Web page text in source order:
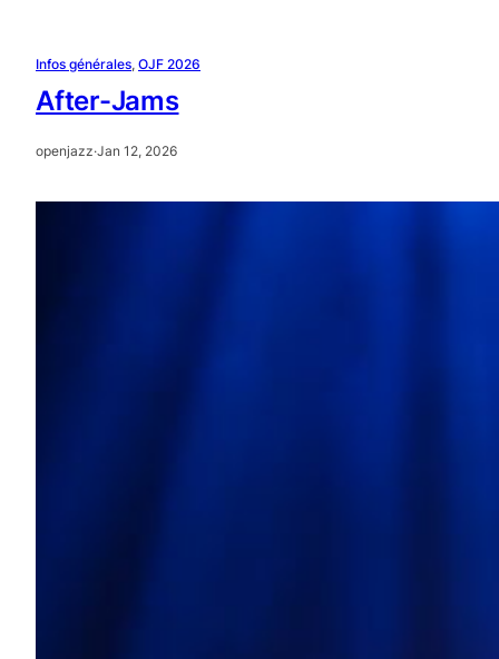
Infos générales, OJF 2026
After-Jams
openjazz·Jan 12, 2026